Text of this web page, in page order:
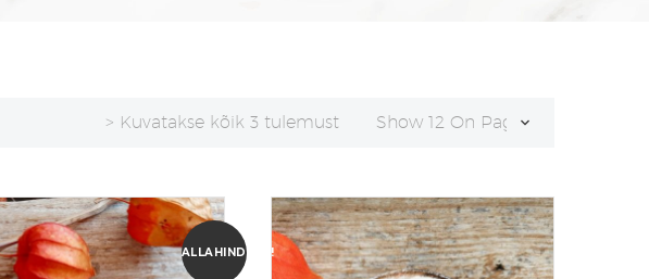
Show 12 On Page
> Kuvatakse kõik 3 tulemustSorditud
ALLAHINDLUS!